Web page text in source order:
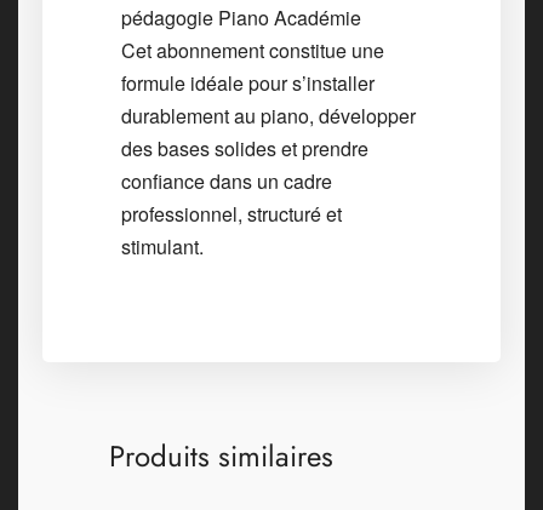
pédagogie Piano Académie
Cet abonnement constitue une
formule idéale pour s’installer
durablement au piano, développer
des bases solides et prendre
confiance dans un cadre
professionnel, structuré et
stimulant.
Produits similaires